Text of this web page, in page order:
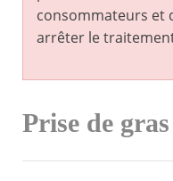
consommateurs et
arrêter le
Prise de